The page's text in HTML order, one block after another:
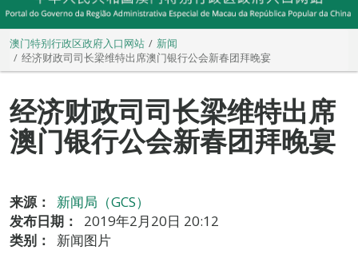
澳门特别行政区政府入口网站
新闻
经济财政司司长梁维特出席澳门银行公会新春团拜晚宴
经济财政司司长梁维特出席
澳门银行公会新春团拜晚宴
来源：
新闻局（GCS）
发布日期：
2019年2月20日 20:12
类别：
新闻图片